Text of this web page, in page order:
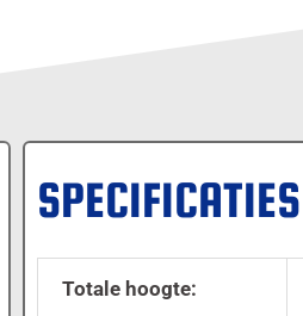
SPECIFICATIES
Totale hoogte: